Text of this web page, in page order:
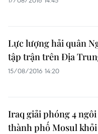
Lực lượng hải quân
tập trận trên Địa
15/08/2016 14:20
Iraq giải phóng 4
thành phố Mosul khỏi